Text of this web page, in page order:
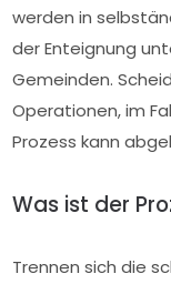
werden in
der Enteignung
Gemeinden.
Operationen, im
Prozess kann
Was ist der
Trennen sich die